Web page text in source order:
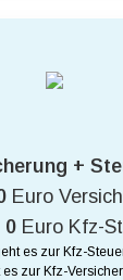
+
Euro
0 Euro Kfz-
es zur Kfz-
es zur Kfz-